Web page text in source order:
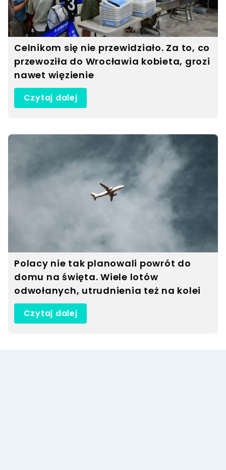
Celnikom się nie przewidziało. Za to, co
przewoziła do Wrocławia kobieta, grozi
nawet więzienie
Czytaj dalej
Polacy nie tak planowali powrót do
domu na święta. Wiele lotów
odwołanych, utrudnienia też na kolei
Czytaj dalej